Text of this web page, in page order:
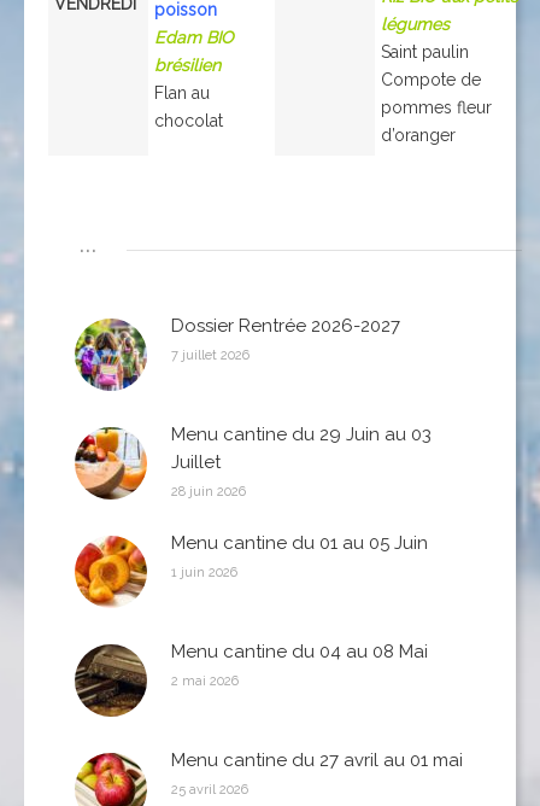
poisson
Edam BIO
brésilien
Flan au
chocolat
légumes
Saint paulin
Compote de
pommes fleur
d’oranger
...
Dossier Rentrée 2026-2027
7 juillet 2026
Menu cantine du 29 Juin au 03
Juillet
28 juin 2026
Menu cantine du 01 au 05 Juin
1 juin 2026
Menu cantine du 04 au 08 Mai
2 mai 2026
Menu cantine du 27 avril au 01 mai
25 avril 2026